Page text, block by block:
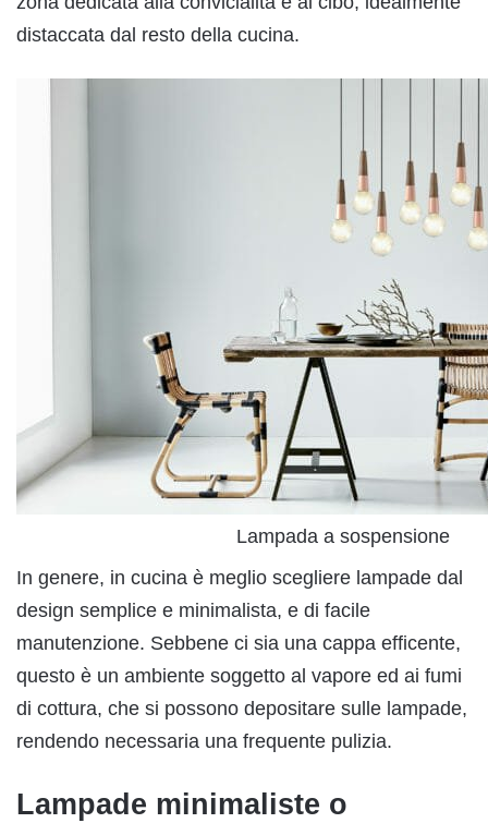
distaccata dal resto della cucina.
Lampada a sospensione
In genere, in cucina è meglio scegliere lampade dal
design semplice e minimalista, e di facile
manutenzione. Sebbene ci sia una cappa efficente,
questo è un ambiente soggetto al vapore ed ai fumi
di cottura, che si possono depositare sulle lampade,
rendendo necessaria una frequente pulizia.
Lampade minimaliste o